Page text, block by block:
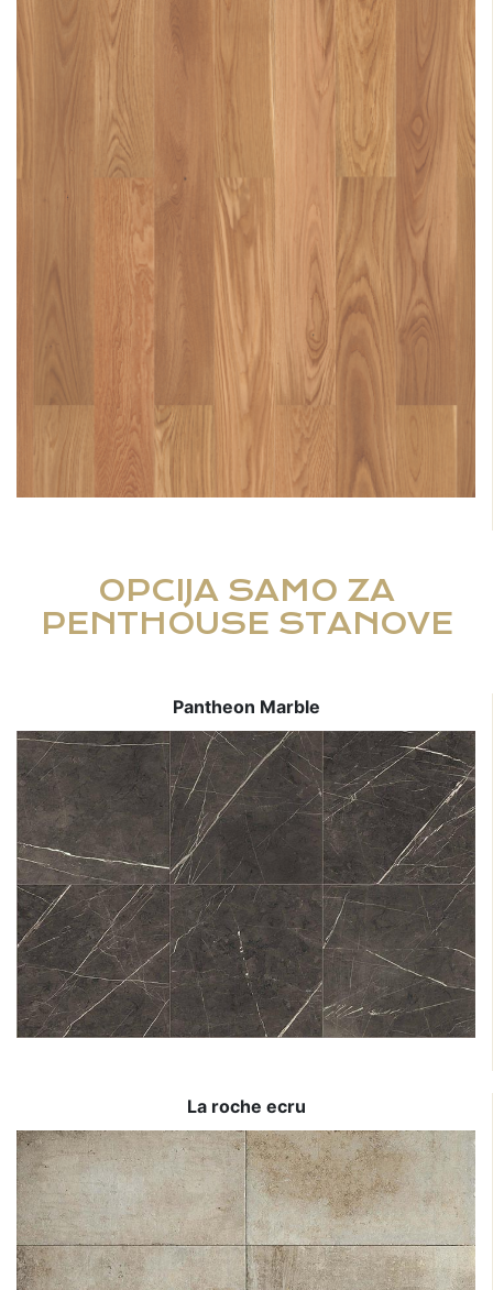
OPCIJA SAMO ZA
PENTHOUSE STANOVE
Pantheon Marble
La roche ecru